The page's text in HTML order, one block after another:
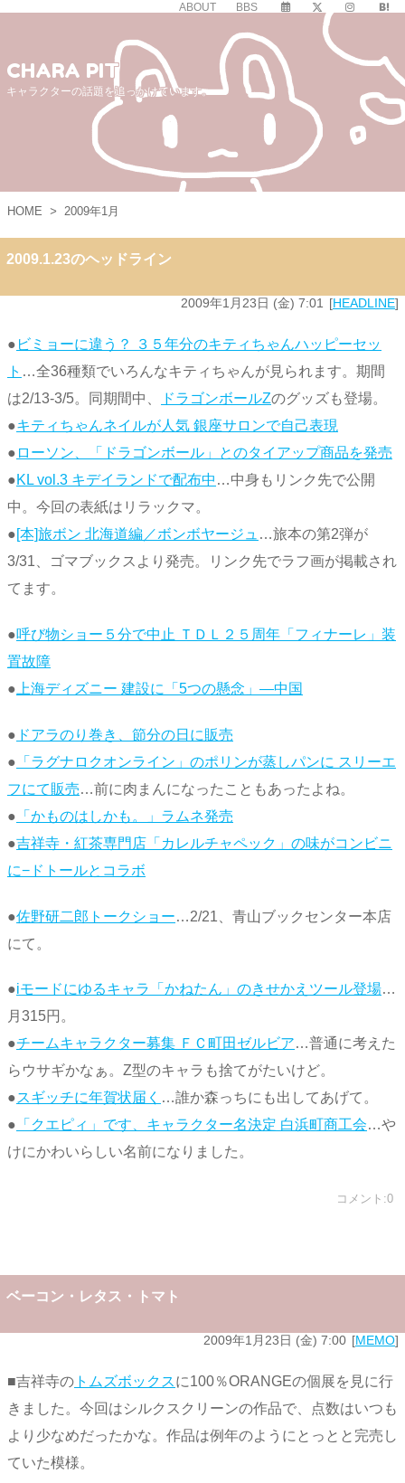
ABOUT BBS
CHARA PIT
キャラクターの話題を追っかけています。
HOME > 2009年1月
2009.1.23のヘッドライン
2009年1月23日 (金) 7:01 HEADLINE
● ビミョーに違う？ ３５年分のキティちゃんハッピーセッ
ト …全36種類でいろんなキティちゃんが見られます。期間
は2/13-3/5。同期間中、
ドラゴンボールZのグッズも登場。
●キティちゃんネイルが人気 銀座サロンで自己表現
● ローソン、「ドラゴンボール」とのタイアップ商品を発売
●KL vol.3 キデイランドで配布中 …中身もリンク先で公開
中。今回の表紙はリラックマ。
●[本]旅ボン 北海道編／ボンボヤージュ …旅本の第2弾が
3/31、ゴマブックスより発売。リンク先でラフ画が掲載され
てます。
●呼び物ショー５分で中止 ＴＤＬ２５周年「フィナーレ」装
置故障
● 上海ディズニー 建設に「5つの懸念」―中国
● ドアラのり巻き、節分の日に販売
● 「ラグナロクオンライン」のポリンが蒸しパンに スリーエ
フにて販売…前に肉まんになったこともあったよね。
● 「かものはしかも。」ラムネ発売
●吉祥寺・紅茶専門店「カレルチャペック」の味がコンビニ
に−ドトールとコラボ
●佐野研二郎トークショー…2/21、青山ブックセンター本店
にて。
●iモードにゆるキャラ「かねたん」のきせかえツール登場…
月315円。
●チームキャラクター募集 ＦＣ町田ゼルビア…普通に考えた
らウサギかなぁ。Z型のキャラも捨てがたいけど。
●スギッチに年賀状届く …誰か森っちにも出してあげて。
● 「クエピィ」です、キャラクター名決定 白浜町商工会…や
けにかわいらしい名前になりました。
コメント:0
ベーコン・レタス・トマト
2009年1月23日 (金) 7:00 MEMO
■吉祥寺の トムズボックスに100％ORANGEの個展を見に行
きました。今回はシルクスクリーンの作品で、点数はいつも
より少なめだったかな。作品は例年のようにとっとと完売し
ていた模様。